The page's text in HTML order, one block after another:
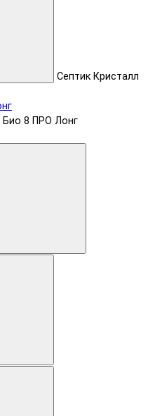
Септик Кристалл
Био 8 ПРО Лонг